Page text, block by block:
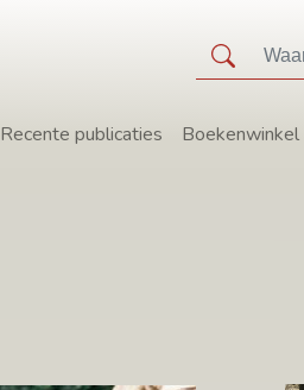
Recente publicaties Boekenwinkel